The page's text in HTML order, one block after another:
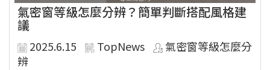
氣密窗等級怎麼分辨？簡單判斷搭配風格建
議
2025.6.15 TopNews
氣密窗等級怎麼分
辨